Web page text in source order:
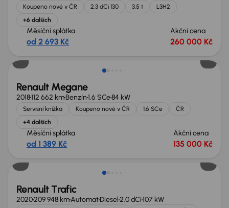
Koupeno nové v ČR 2.3 dCi 130 3.5 t
L3H2
+6 dalších
Měsíční splátka
od 2 693 Kč
Akční cena
260 000 Kč
Renault Megane
2018112 662 kmBenzín1.6 SCe84 kW
Servisní knížka Koupeno nové v ČR 1.6 SCe
ČR
+4 dalších
Měsíční splátka
od 1 389 Kč
Akční cena
135 000 Kč
Zlevněno o 50 000 Kč
Renault Trafic
2020209 948 kmAutomatDiesel2.0 dCi107 kW